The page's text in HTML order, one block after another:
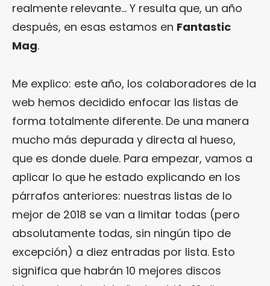
realmente relevante… Y resulta que, un año
después, en esas estamos en Fantastic
Mag.
Me explico: este año, los colaboradores de la
web hemos decidido enfocar las listas de
forma totalmente diferente. De una manera
mucho más depurada y directa al hueso,
que es donde duele. Para empezar, vamos a
aplicar lo que he estado explicando en los
párrafos anteriores: nuestras listas de lo
mejor de 2018 se van a limitar todas (pero
absolutamente todas, sin ningún tipo de
excepción) a diez entradas por lista. Esto
significa que habrán 10 mejores discos